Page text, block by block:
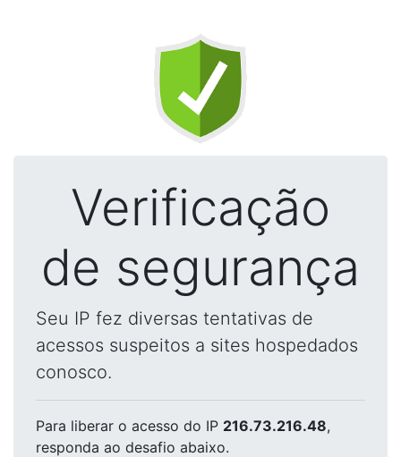
Verificação
de segurança
Seu IP fez diversas tentativas de
acessos suspeitos a sites hospedados
conosco.
Para liberar o acesso do IP 216.73.216.48,
responda ao desafio abaixo.